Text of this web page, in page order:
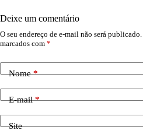
Deixe um comentário
O seu endereço de e-mail não será publicado.
marcados com *
Nome*
E-mail*
Site